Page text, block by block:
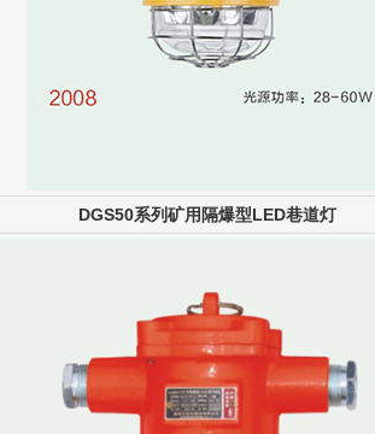
DGS50系列矿用隔爆型LED巷道灯